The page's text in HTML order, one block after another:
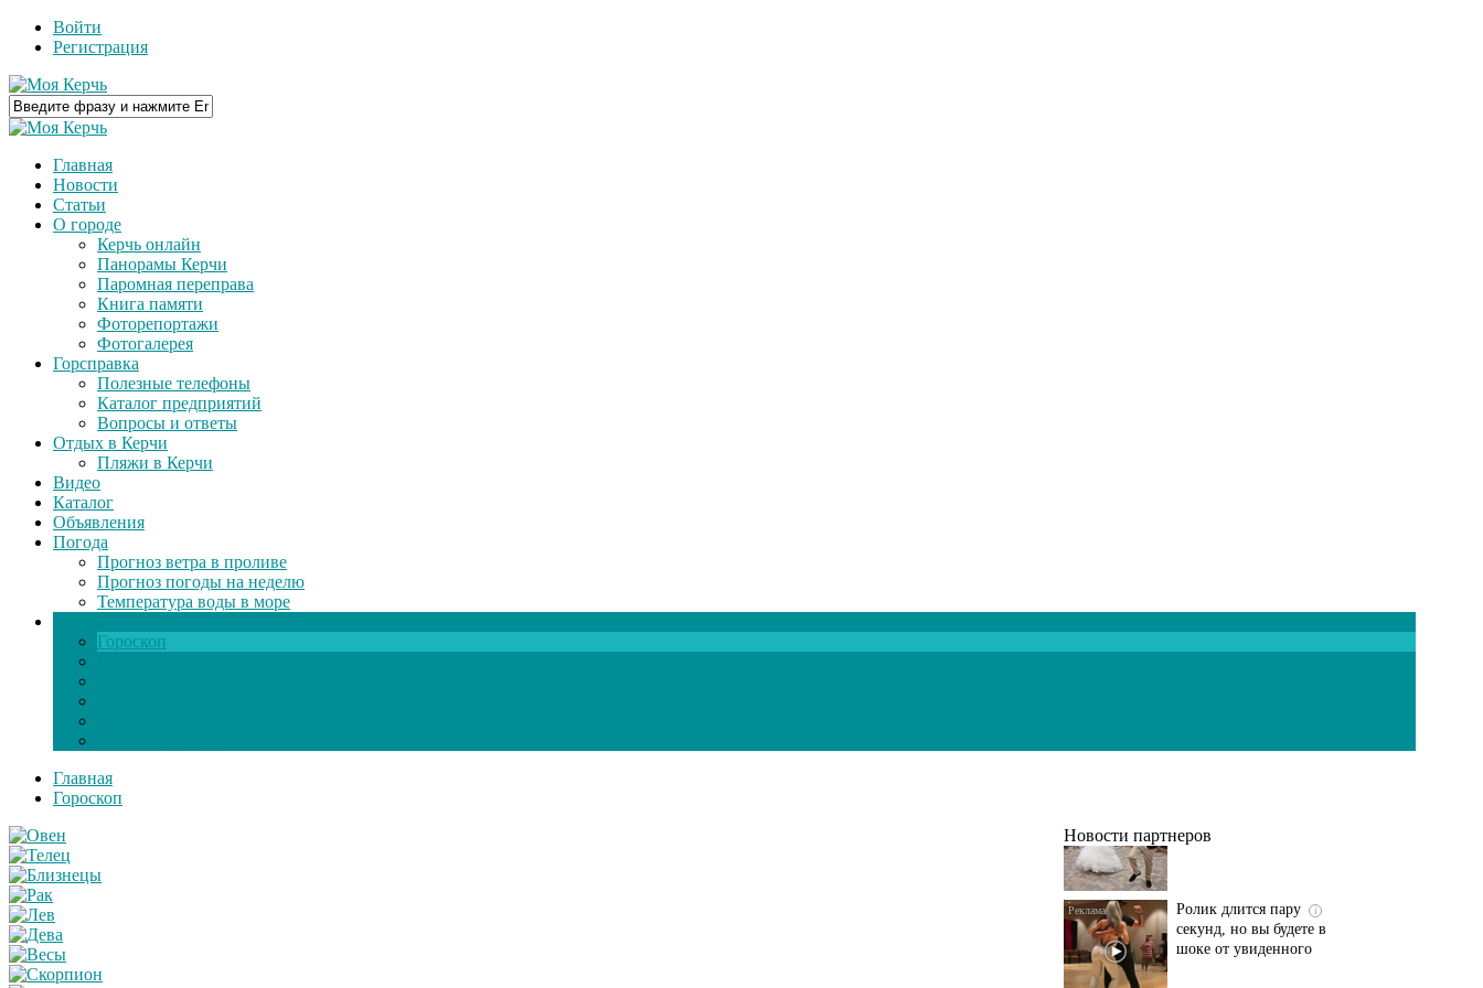
Войти
Регистрация
Главная
Новости
Статьи
О городе
Керчь онлайн
Панорамы Керчи
Паромная переправа
Книга памяти
Фоторепортажи
Фотогалерея
Горсправка
Полезные телефоны
Каталог предприятий
Вопросы и ответы
Отдых в Керчи
Пляжи в Керчи
Видео
Каталог
Объявления
Погода
Прогноз ветра в проливе
Прогноз погоды на неделю
Температура воды в море
Гороскоп
Главная
Гороскоп
Новости партнеров